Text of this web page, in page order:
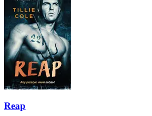
Reap